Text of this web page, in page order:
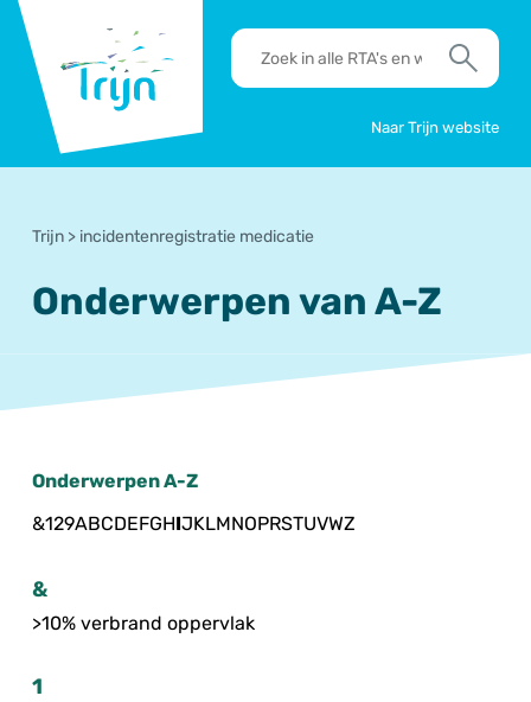
Trijn
RTA's
en
Zoek
Naar Trijn website
Trijn > incidentenregistratie medicatie
Onderwerpen van A-Z
Onderwerpen A-Z
&129ABCDEFGHIJKLMNOPRSTUVWZ
&
>10% verbrand oppervlak
1